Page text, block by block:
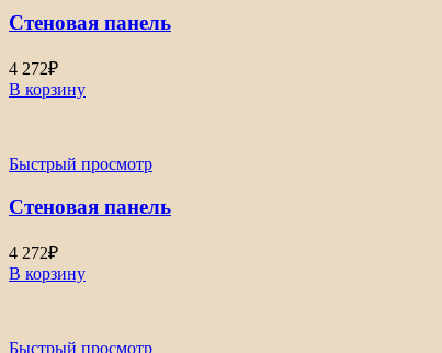
Стеновая панель
4 272₽
В корзину
Быстрый просмотр
Стеновая панель
4 272₽
В корзину
Быстрый просмотр